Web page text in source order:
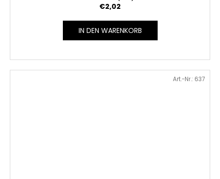
€2,02
IN DEN WARENKORB
Art.-Nr.: 637